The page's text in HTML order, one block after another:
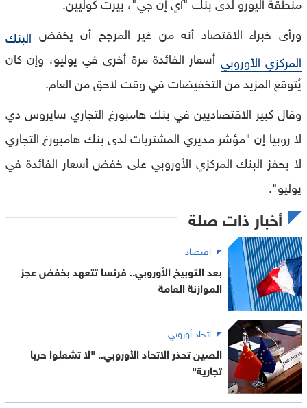
ورأى خبراء الاقتصاد أنه من غير المرجح أن يخفض البنك
المركزي الأوروبي أسعار الفائدة مرة أخرى في يوليو، وإن كان
يُتوقع المزيد من التخفيضات في وقت لاحق من العام.
وقال كبير الاقتصاديين في بنك هامبورغ التجاري سايروس دي
لا روبيا إن "مؤشر مديري المشتريات لدى بنك هامبورغ التجاري
لا يحفز البنك المركزي الأوروبي على خفض أسعار الفائدة في
يوليو".
أخبار ذات صلة
اقتصاد
بعد التوبيخ الأوروبي.. فرنسا تتعهد بخفض عجز
الموازنة العامة
اتحاد أوروبي
الصين تحذر الاتحاد الأوروبي.. "لا تشعلوا حربا
تجارية"